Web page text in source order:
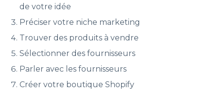
de votre idée
Préciser votre niche marketing
Trouver des produits à vendre
Sélectionner des fournisseurs
Parler avec les fournisseurs
Créer votre boutique Shopify